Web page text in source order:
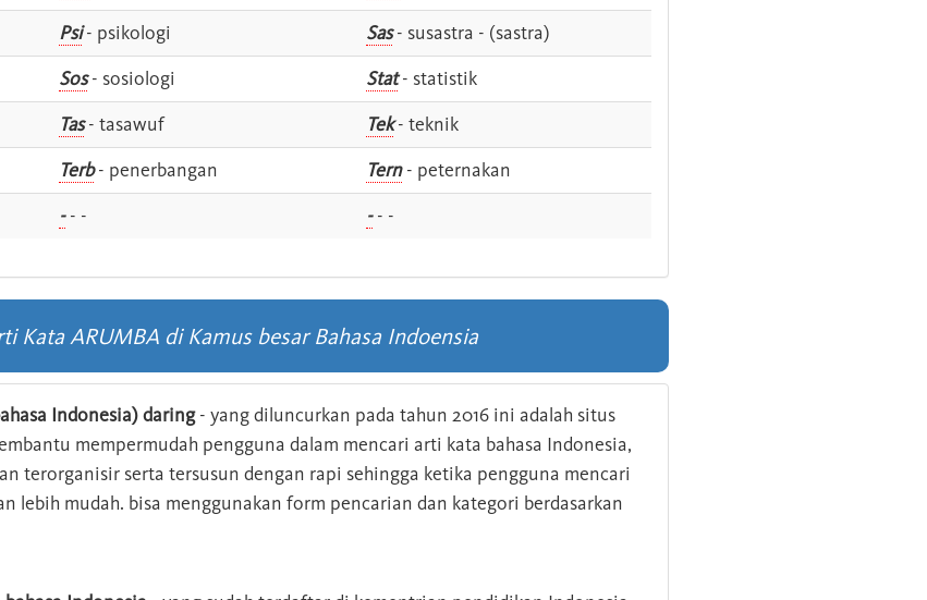
Psi- psikologi Sas- susastra - (sastra)
Sos- sosiologi Stat- statistik
Tas- tasawuf Tek- teknik
Terb- penerbangan Tern- peternakan
-- - -- -
Kata ARUMBA di Kamus besar Bahasa Indoensia
Indonesia) daring- yang diluncurkan pada tahun 2016 ini adalah situs
mempermudah pengguna dalam mencari arti kata bahasa Indonesia,
terorganisir serta tersusun dengan rapi sehingga ketika pengguna mencari
lebih mudah. bisa menggunakan form pencarian dan kategori berdasarkan